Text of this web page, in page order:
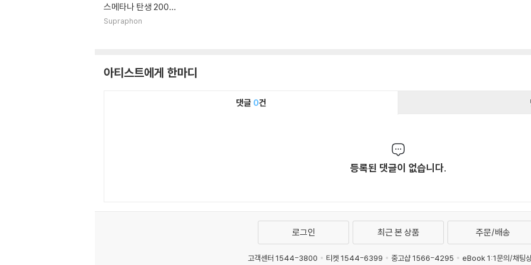
스메타나 탄생 200주
년 박스세트 - 오페라
Supraphon
아티스트에게 한마디
댓글 0건
등록된 댓글이 없습니다.
로그인 최근 본 상품 주문/배송
고객센터 1544-3800 티켓 1544-6399 중고샵 1566-4295 eBook 1:1문의/채팅